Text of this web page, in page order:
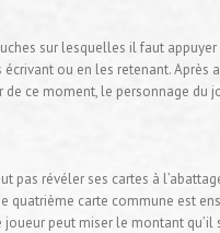
sur lesquelles il faut
ou en les retenant.
de ce moment, le personnage
révéler ses cartes à
carte commune est
joueur peut miser le montant qu’il